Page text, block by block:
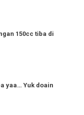
150cc tiba di
yaa… Yuk doain